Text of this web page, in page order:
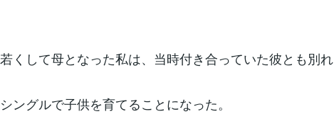
若くして母となった私は、当時付き合っていた彼とも別れ
シングルで子供を育てることになった。